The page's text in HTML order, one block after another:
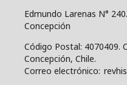
Edmundo Larenas N°
Concepción
Código Postal: 4070409.
Concepción, Chile.
Correo electrónico: